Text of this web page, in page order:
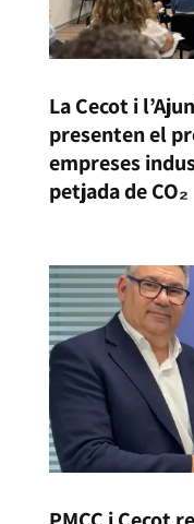
La Cecot i
presenten el
empreses
petjada de CO₂